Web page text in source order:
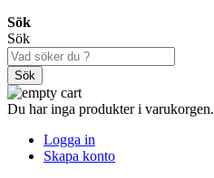
Sök
Sök
Sök
Du har inga produkter i varukorgen.
Logga in
Skapa konto